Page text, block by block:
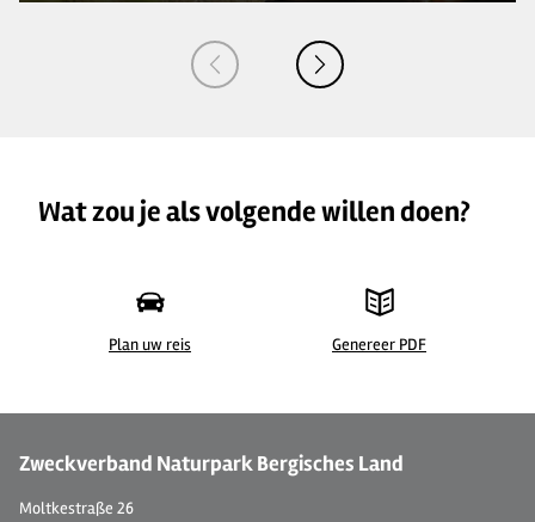
Wat zou je als volgende willen doen?
Plan uw reis Genereer PDF
Zweckverband Naturpark Bergisches Land
Moltkestraße 26